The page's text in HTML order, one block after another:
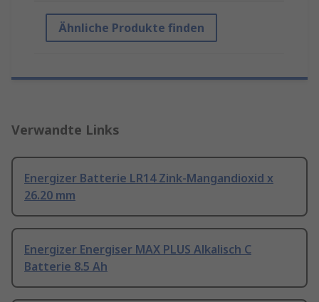
Ähnliche Produkte finden
Verwandte Links
Energizer Batterie LR14 Zink-Mangandioxid x
26.20 mm
Energizer Energiser MAX PLUS Alkalisch C
Batterie 8.5 Ah